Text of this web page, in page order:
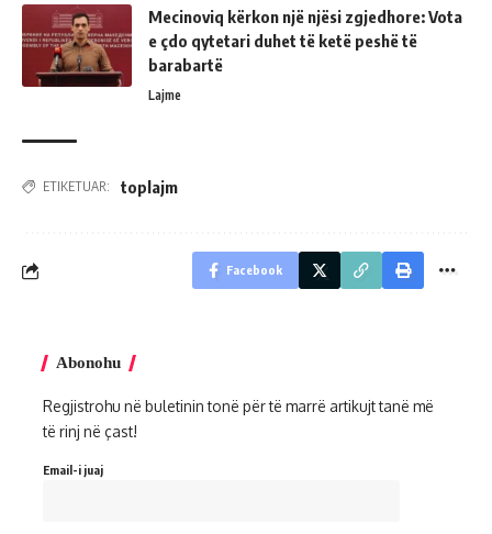
Mecinoviq kërkon një njësi zgjedhore: Vota
e çdo qytetari duhet të ketë peshë të
barabartë
Lajme
ETIKETUAR: toplajm
Facebook
Abonohu
Regjistrohu në buletinin tonë për të marrë artikujt tanë më
të rinj në çast!
Email-i juaj